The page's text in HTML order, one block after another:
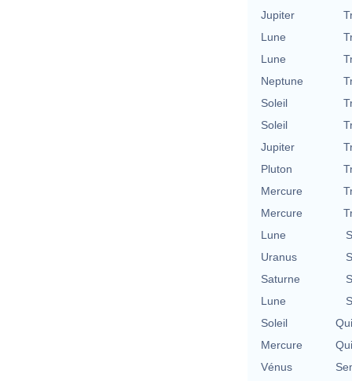
Jupiter
Lune
Lune
Neptune
Soleil
Soleil
Jupiter
Pluton
Mercure
Mercure
Lune
Uranus
Saturne
Lune
Soleil
Mercure
Vénus